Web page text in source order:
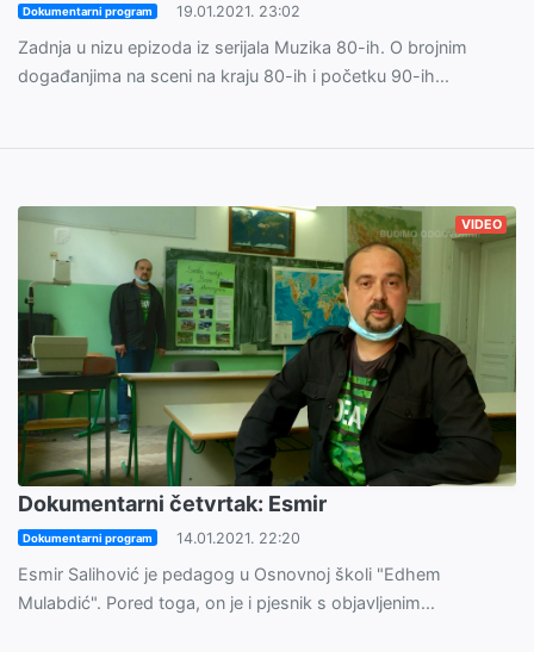
Dokumentarni program 19.01.2021. 23:02
Zadnja u nizu epizoda iz serijala Muzika 80-ih. O brojnim
događanjima na sceni na kraju 80-ih i početku 90-ih...
VIDEO
Dokumentarni četvrtak: Esmir
Dokumentarni program 14.01.2021. 22:20
Esmir Salihović je pedagog u Osnovnoj školi "Edhem
Mulabdić". Pored toga, on je i pjesnik s objavljenim...